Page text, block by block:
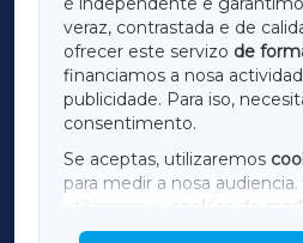
veraz, contrastada e de
ofrecer este servizo de
financiamos a nosa
publicidade. Para iso,
consentimento.
Se aceptas, utilizaremos
para medir a nosa
utilizaremos
cookies de
mostrar publicidade de